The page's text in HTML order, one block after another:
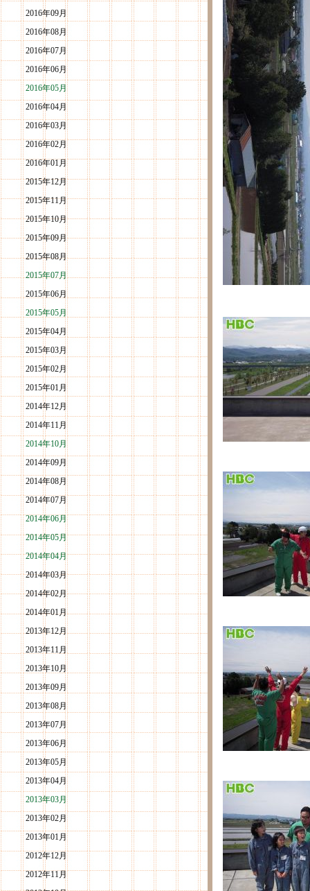
2016年09月
2016年08月
2016年07月
2016年06月
2016年05月
2016年04月
2016年03月
2016年02月
2016年01月
2015年12月
2015年11月
2015年10月
2015年09月
2015年08月
2015年07月
2015年06月
2015年05月
2015年04月
2015年03月
2015年02月
2015年01月
2014年12月
2014年11月
2014年10月
2014年09月
2014年08月
2014年07月
2014年06月
2014年05月
2014年04月
2014年03月
2014年02月
2014年01月
2013年12月
2013年11月
2013年10月
2013年09月
2013年08月
2013年07月
2013年06月
2013年05月
2013年04月
2013年03月
2013年02月
2013年01月
2012年12月
2012年11月